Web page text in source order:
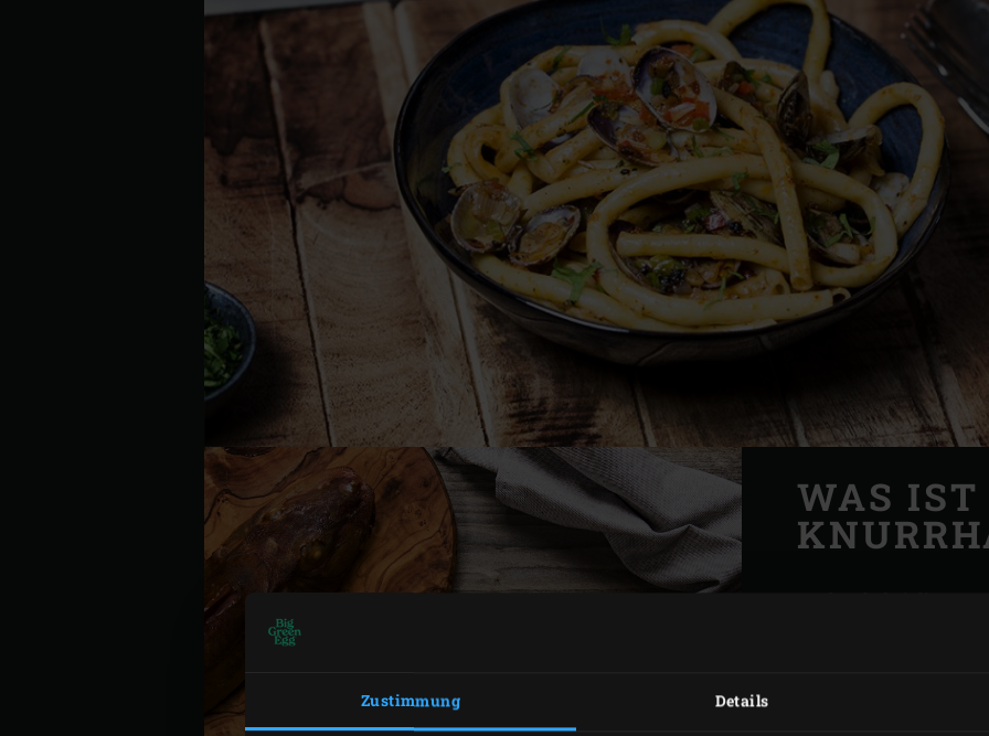
Zustimmung Details
WAS
Denkst du bei diesem
ein Huhn? Aber der
Seekuckuck oder
Roten Knurrhahns.
Salzwasserfisch der